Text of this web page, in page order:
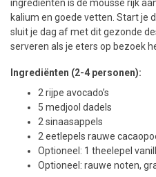
ingrediënten is de mousse rijk
kalium en goede vetten. Start je
sluit je dag af met dit gezonde
serveren als je eters op bezoek
Ingrediënten (2-4 personen):
2 rijpe avocado’s
5 medjool dadels
2 sinaasappels
2 eetlepels rauwe
Optioneel: 1 theelepel
Optioneel: rauwe noten,